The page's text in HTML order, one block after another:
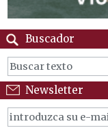
Buscador
Newsletter